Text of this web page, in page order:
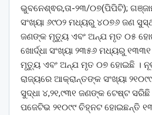
ଭୁବନେଶ୍ଵର,ତା-୨୩/୦୭(ପିପିଟି);
ସଂଖ୍ୟା ୬୯୦୨ ମଧ୍ୟରୁ ୪୦୭୬ ଜଣ
ଜଣଙ୍କ ମୃତ୍ୟୁ ଏବଂ ଅନ୍ଯ ମୃତ ୦୫
ଖୋର୍ଦ୍ଧା ସଂଖ୍ୟା ୨୩୫୬ ମଧ୍ୟରୁ
ମୃତ୍ୟୁ ଏବଂ ଅନ୍ଯ ମୃତ ୦୭ ହୋଇଛି ।
ରାଜ୍ୟରେ ଆକ୍ରାନ୍ତଙ୍କ ସଂଖ୍ୟା
ସୁଦ୍ଧା ୪,୨୧,୯୩୧ ଜଣଙ୍କ ଟେଷ୍ଟ
ପଜେଟିଭ ୨୧୦୯୯ ଚିହ୍ନଟ ହୋଇଛନ୍ତି